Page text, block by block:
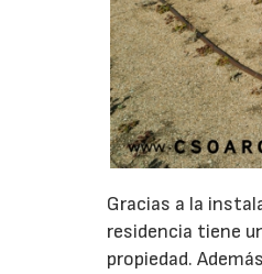
Gracias a la
residencia tiene
propiedad.